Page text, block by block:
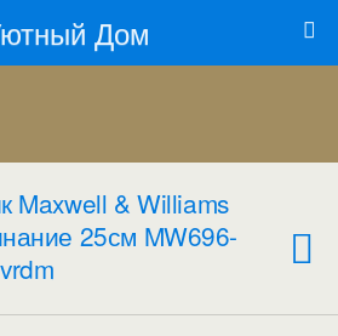
Дом
Maxwell & Williams
25см MW696-